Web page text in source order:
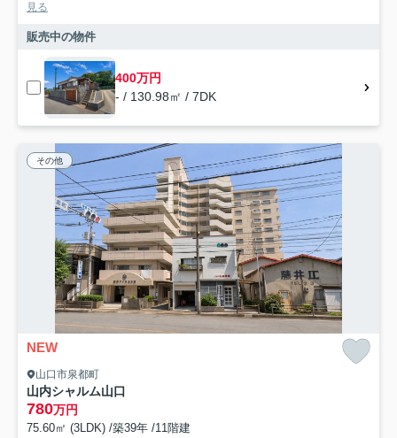
見る
販売中の物件
400万円
- / 130.98㎡ / 7DK
その他
NEW
山口市泉都町
山内シャルム山口
780万円
75.60㎡ (3LDK) /築39年 /11階建